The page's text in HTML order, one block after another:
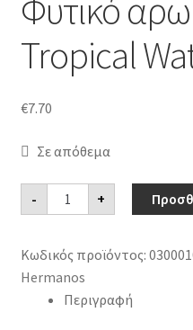
Καύσιμη Πάστα
Προσφορές
Φυτικό
Tropical
€7.70
Σε απόθεμα
-
Φυτικό
αρωματικό
κερί
Waters
ποσότητα
+
Κωδικός προϊόντος:
Hermanos
Περιγραφή